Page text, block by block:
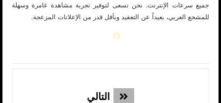
جميع سرعات الإنترنت. نحن نسعى لتوفير تجربة مشاهدة غامرة وسهلة
للمشجع العربي، بعيداً عن التعقيد وبأقل قدر من الإعلانات المزعجة.
التالي